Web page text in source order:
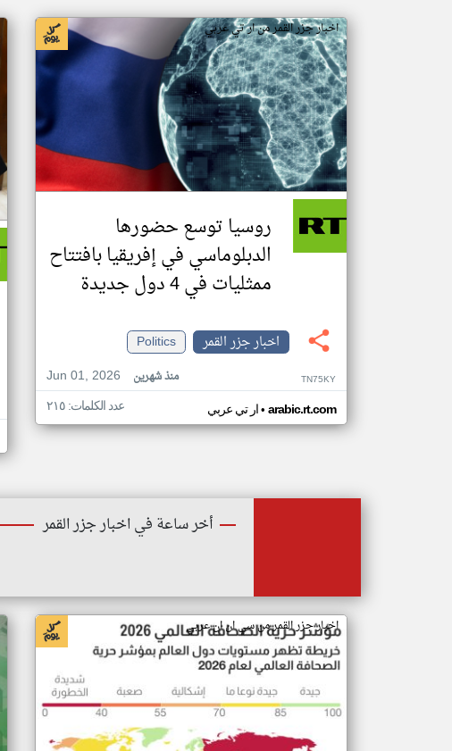
اخبار جزر القمر من ار تي عربي
روسيا توسع حضورها
الدبلوماسي في إفريقيا بافتتاح
ممثليات في 4 دول جديدة
اخبار جزر القمر
Politics
Jun 01, 2026
منذ شهرين TN75KY
ار تي عربي• arabic.rt.com عدد الكلمات: ٢١٥
أخر ساعة في اخبار جزر القمر
اخبار جزر القمر من سي ان ان عربي